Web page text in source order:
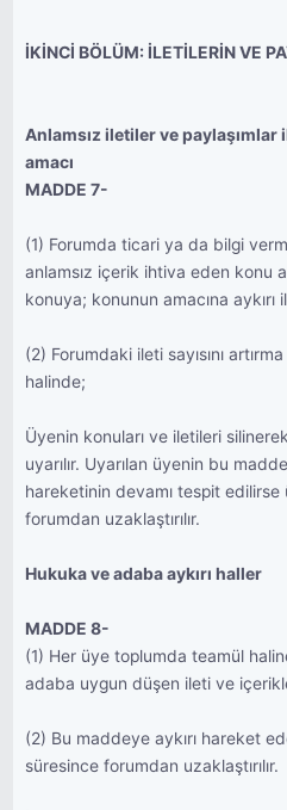
İKİNCİ BÖLÜM: İLETİLERİN VE
Anlamsız iletiler ve paylaşımlar
amacı
MADDE 7-
(1) Forumda ticari ya da bilgi
anlamsız içerik ihtiva eden konu
konuya; konunun amacına aykırı
(2) Forumdaki ileti sayısını
halinde;
Üyenin konuları ve iletileri
uyarılır. Uyarılan üyenin bu
hareketinin devamı tespit
forumdan uzaklaştırılır.
Hukuka ve adaba aykırı haller
MADDE 8-
(1) Her üye toplumda teamül
adaba uygun düşen ileti ve
(2) Bu maddeye aykırı hareket
süresince forumdan uzaklaştırılır.